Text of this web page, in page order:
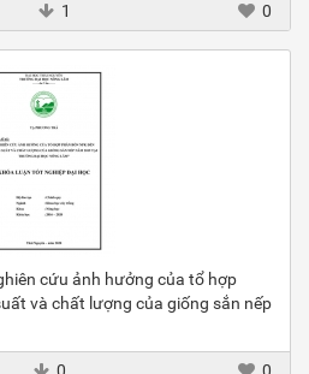
1 0
cứu ảnh hưởng của tổ hợp
và chất lượng của giống sắn nếp